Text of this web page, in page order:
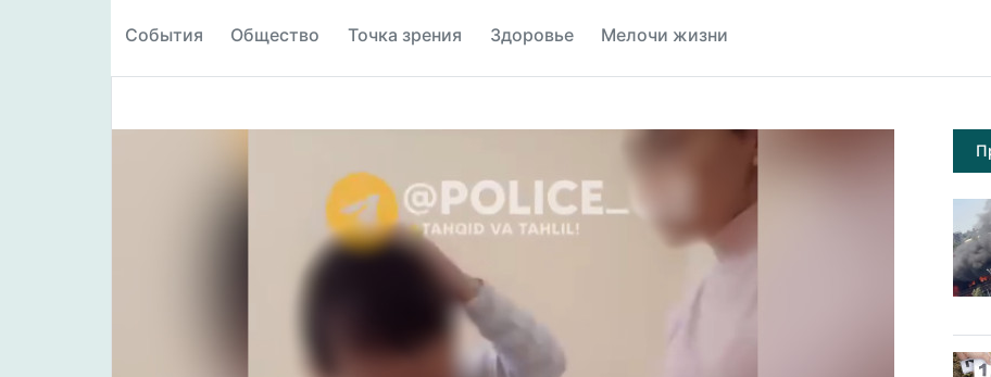
События Общество Точка зрения Здоровье Мелочи жизни